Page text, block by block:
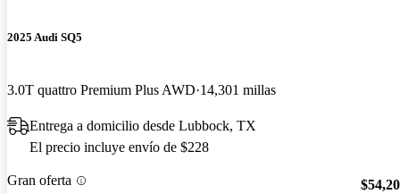
2025 Audi SQ5
3.0T quattro Premium Plus AWD 14,301 millas
Entrega a domicilio desde Lubbock, TX
El precio incluye envío de $228
Gran oferta